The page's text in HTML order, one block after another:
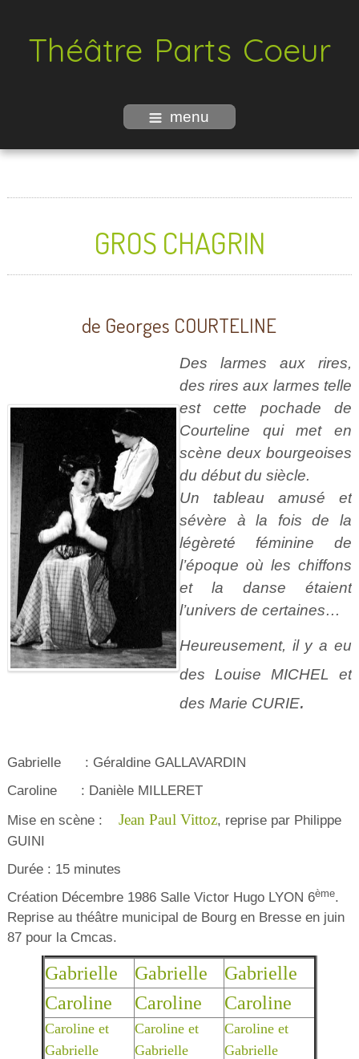
Théâtre Parts Coeur
menu
GROS CHAGRIN
de Georges COURTELINE
Des larmes aux rires,
des rires aux larmes telle
est cette pochade de
Courteline qui met en
scène deux bourgeoises
du début du siècle.
Un tableau amusé et
sévère à la fois de la
légèreté féminine de
l’époque où les chiffons
et la danse étaient
l’univers de certaines…
Heureusement, il y a eu
des Louise MICHEL et
des Marie CURIE.
Gabrielle : Géraldine GALLAVARDIN
Caroline : Danièle MILLERET
Mise en scène : Jean Paul Vittoz, reprise par Philippe
GUINI
Durée : 15 minutes
Création Décembre 1986 Salle Victor Hugo LYON 6ème.
Reprise au théâtre municipal de Bourg en Bresse en juin
87 pour la Cmcas.
Gabrielle Gabrielle
Gabrielle
Caroline
Caroline Caroline
Caroline et
Gabrielle
Caroline et
Gabrielle
Caroline et
Gabrielle